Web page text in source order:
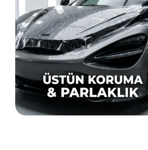
Clif Designs
Clif Designs Prima K PPF Araç Koruma
Filmi